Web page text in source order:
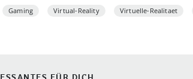
Gaming Virtual-Reality Virtuelle-Realitaet